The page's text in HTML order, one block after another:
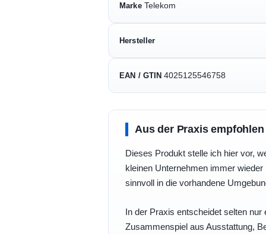
Marke Telekom
Hersteller
EAN / GTIN 4025125546758
Aus der Praxis
Dieses Produkt stelle ich hier vor,
kleinen Unternehmen immer
sinnvoll in die vorhandene
In der Praxis entscheidet selten
Zusammenspiel aus Ausstattung,